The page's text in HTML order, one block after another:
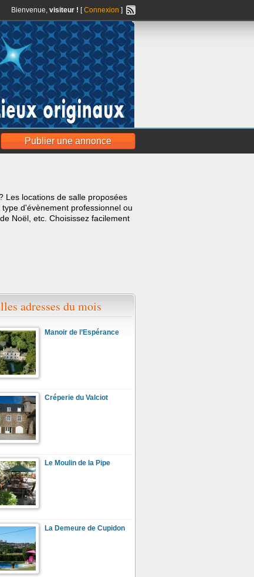
Bienvenue, visiteur ! [Connexion ]
Publier une annonce
Les locations de salle proposées
d'évènement professionnel ou
Noël, etc. Choisissez facilement
adresses du mois
Manoir de l’Espérance
Créperie du Valciot
Le Moulin de la Pipe
La Demeure de Cupidon